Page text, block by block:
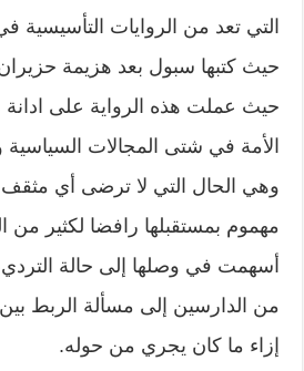
التي تعد من الروايات التأسيسية في
حيث عملت هذه الرواية على ادانة
الأمة في شتى المجالات السياسية
وهي الحال التي لا ترضى أي مثقف
مهموم بمستقبلها رافضا لكثير من
أسهمت في وصلها إلى حالة التردي،
من الدارسين إلى مسألة الربط
إزاء ما كان يجري من حوله.